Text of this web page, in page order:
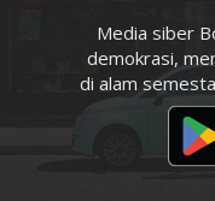
Media siber
demokrasi,
di alam